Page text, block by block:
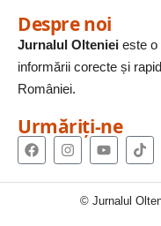
Despre noi
Jurnalul Olteniei este o
informării corecte și
României.
Urmăriți-ne
© Jurnalul